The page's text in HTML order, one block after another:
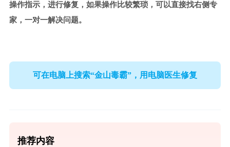
操作指示，进行修复，如果操作比较繁琐，可以直接找右侧专
家，一对一解决问题。
可在电脑上搜索“金山毒霸”，用电脑医生修复
推荐内容